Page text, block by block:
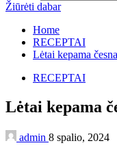
Žiūrėti dabar
Home
RECEPTAI
Lėtai kepama
RECEPTAI
Lėtai kepama
admin 8 spalio, 2024